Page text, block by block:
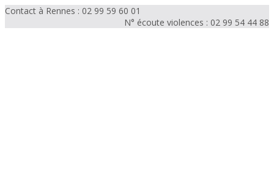
Contact à Rennes : 02 99 59 60 01
N° écoute violences : 02 99 54 44 88